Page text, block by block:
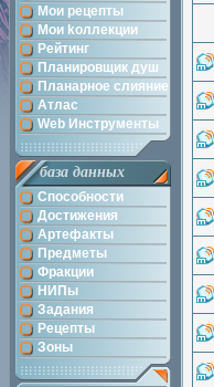
Мои рецепты
Мои kоллекции
Рейтинг
Планировщик душ
Планарное слияние
Атлас
Web Инструменты
база данных
Способности
Достижения
Артефакты
Предметы
Фракции
НИПы
Задания
Рецепты
Зоны